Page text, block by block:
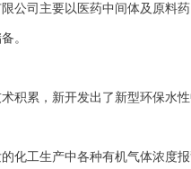
公司 主要以医药中间体及原料
。
累，新开发出了新型环保水性
工生产中各种有机气体浓度报